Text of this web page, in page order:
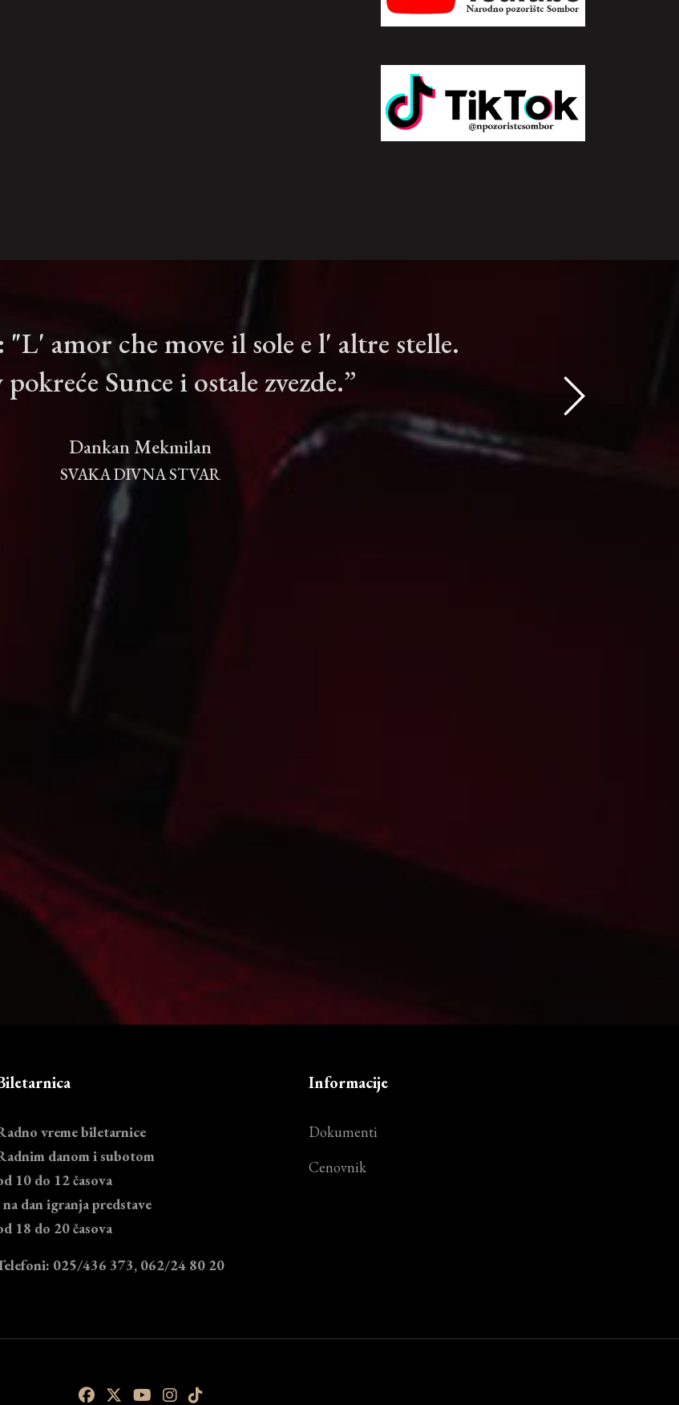
"L' amor che move il sole e l' altre stelle.
Sunce i ostale zvezde.”
Dankan Mekmilan
SVAKA DIVNA STVAR
vreme biletarnice
danom i subotom
10 do 12 časova
dan igranja predstave
18 do 20 časova
025/436 373, 062/24 80 20
Informacije
Dokumenti
Cenovnik